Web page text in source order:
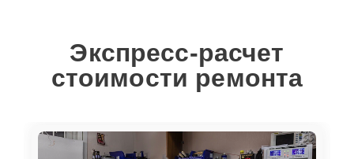
Экспресс-расчет
стоимости ремонта